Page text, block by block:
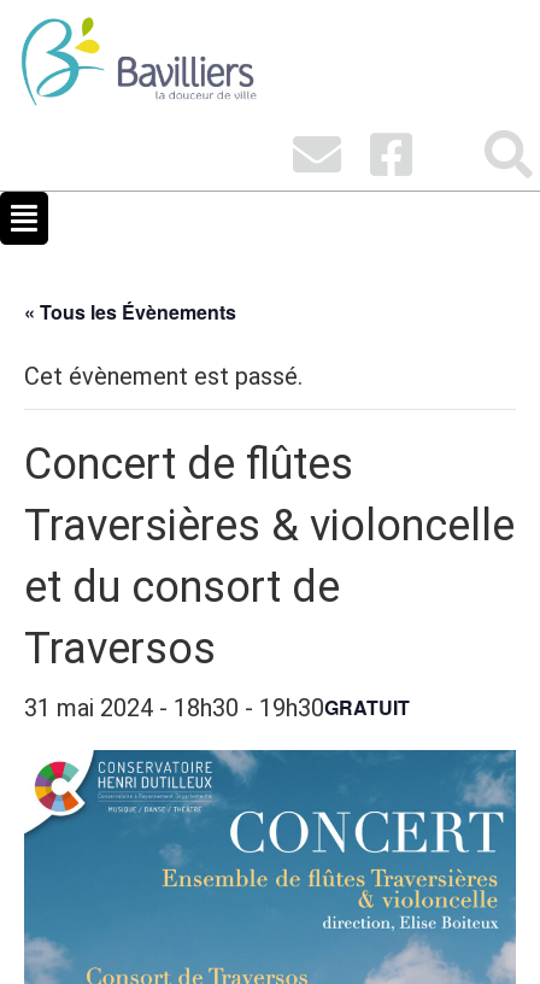
« Tous les Évènements
Cet évènement est passé.
Concert de flûtes
Traversières & violoncelle
et du consort de
Traversos
31 mai 2024 - 18h30 - 19h30GRATUIT